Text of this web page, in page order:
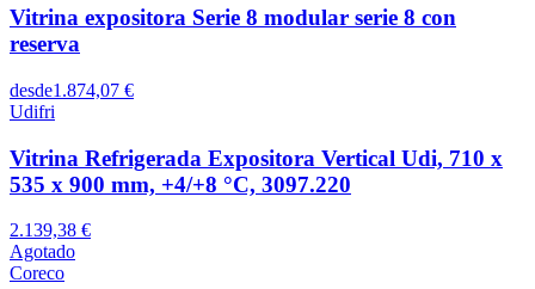
Vitrina expositora Serie 8 modular serie 8 con
reserva
desde1.874,07 €
Udifri
Vitrina Refrigerada Expositora Vertical Udi, 710 x
535 x 900 mm, +4/+8 °C, 3097.220
2.139,38 €
Agotado
Coreco